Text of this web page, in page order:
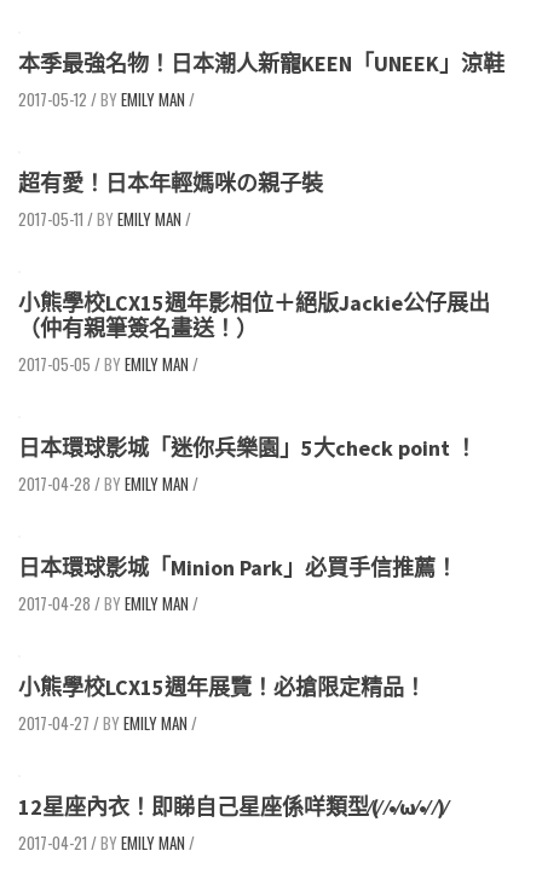
本季最強名物！日本潮人新寵KEEN「UNEEK」涼鞋
2017-05-12 / EMILY MAN /
超有愛！日本年輕媽咪の親子裝
2017-05-11 / EMILY MAN /
小熊學校LCX15週年影相位＋絕版Jackie公仔展出
（仲有親筆簽名畫送！）
2017-05-05 / EMILY MAN /
日本環球影城「迷你兵樂園」5大check point ！
2017-04-28 / EMILY MAN /
日本環球影城「Minion Park」必買手信推薦！
2017-04-28 / EMILY MAN /
小熊學校LCX15週年展覽！必搶限定精品！
2017-04-27 / EMILY MAN /
12星座內衣！即睇自己星座係咩類型⁄(⁄ ⁄•⁄ω⁄•⁄ ⁄)⁄
2017-04-21 / EMILY MAN /